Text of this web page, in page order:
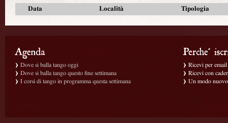
Data Località Tipologia
Dove si balla tango oggi
Dove si balla tango questo fine settimana
I corsi di tango in programma questa settimana
Ricevi per
Ricevi con
Un modo